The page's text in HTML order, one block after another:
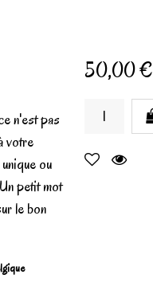
n'est pas
votre
ou
petit mot
le bon
50,00 €